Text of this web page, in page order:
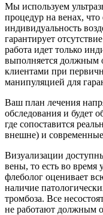
Мы используем
процедур на венах, что
индивидуальность
гарантирует
работа идет только
выполняется должным
клиентами при
манипуляцией для
Ваш план лечения
обследования и будет
где сопоставится
внешне) и
Визуализации
вены, то есть во время
флеболог оценивает
наличие
тромбоза. Все
не работают должным